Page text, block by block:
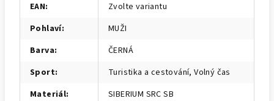
EAN:
Zvolte variantu
Pohlaví:
MUŽI
Barva:
ČERNÁ
Sport:
Turistika a cestování, Volný čas
Materiál:
SIBERIUM SRC SB